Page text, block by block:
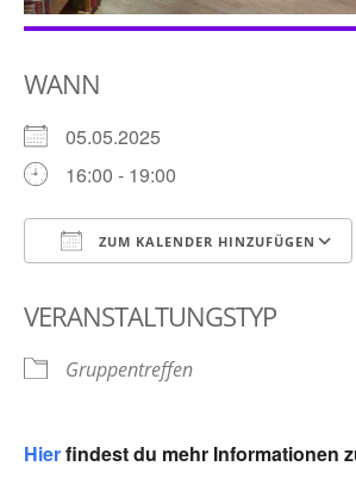
WANN
05.05.2025
16:00 - 19:00
ZUM KALENDER HINZUFÜGEN
VERANSTALTUNGSTYP
Gruppentreffen
Hierfindest du mehr Informationen